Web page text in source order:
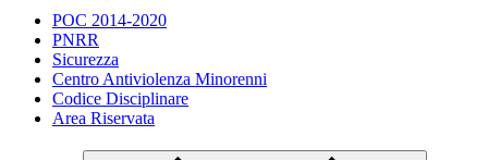
POC 2014-2020
PNRR
Sicurezza
Centro Antiviolenza Minorenni
Codice Disciplinare
Area Riservata